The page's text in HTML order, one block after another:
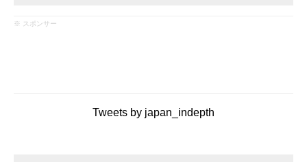
※ スポンサー
Tweets by japan_indepth